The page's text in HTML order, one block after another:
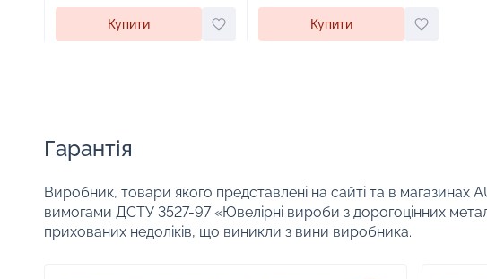
Купити Купити
Гарантія
Виробник, товари якого представлені на сайті та в магазинах
вимогами ДСТУ 3527-97 «Ювелірні вироби з дорогоцінних
прихованих недоліків, що виникли з вини виробника.